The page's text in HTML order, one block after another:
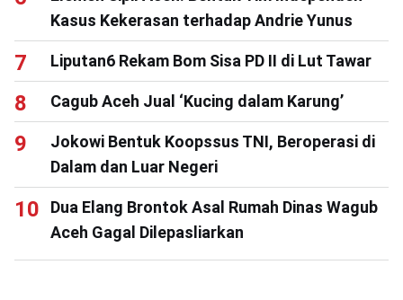
Kasus Kekerasan terhadap Andrie Yunus
Liputan6 Rekam Bom Sisa PD II di Lut Tawar
Cagub Aceh Jual ‘Kucing dalam Karung’
Jokowi Bentuk Koopssus TNI, Beroperasi di
Dalam dan Luar Negeri
Dua Elang Brontok Asal Rumah Dinas Wagub
Aceh Gagal Dilepasliarkan